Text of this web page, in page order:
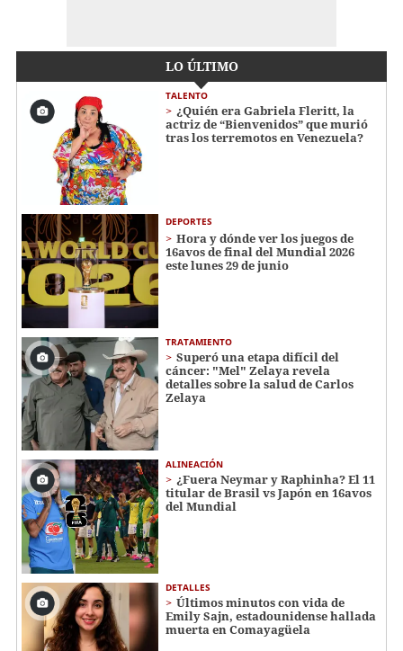
LO ÚLTIMO
TALENTO
¿Quién era Gabriela Fleritt, la
actriz de “Bienvenidos” que murió
tras los terremotos en Venezuela?
DEPORTES
Hora y dónde ver los juegos de
16avos de final del Mundial 2026
este lunes 29 de junio
TRATAMIENTO
Superó una etapa difícil del
cáncer: "Mel" Zelaya revela
detalles sobre la salud de Carlos
Zelaya
ALINEACIÓN
¿Fuera Neymar y Raphinha? El 11
titular de Brasil vs Japón en 16avos
del Mundial
DETALLES
Últimos minutos con vida de
Emily Sajn, estadounidense hallada
muerta en Comayagüela